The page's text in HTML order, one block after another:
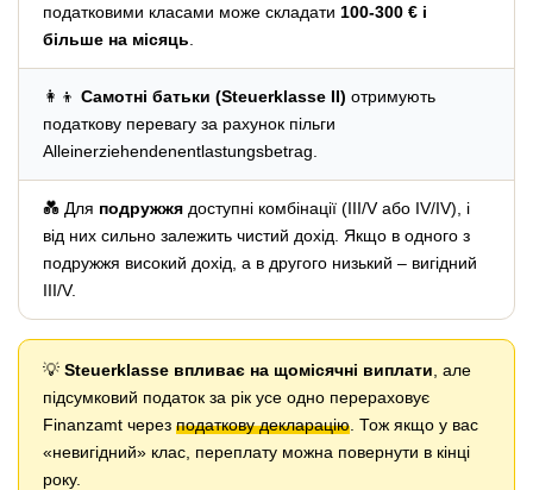
податковими класами може складати 100-300 € і
більше на місяць
👩‍👦 Самотні батьки (Steuerklasse II) отримують
податкову перевагу за рахунок пільги
Alleinerziehendenentlastungsbetrag.
💑 Для подружжя доступні комбінації (III/V або IV/IV), і
від них сильно залежить чистий дохід. Якщо в одного з
подружжя високий дохід, а в другого низький – вигідний
III/V.
💡 Steuerklasse впливає на щомісячні виплати , але
підсумковий податок за рік усе одно перераховує
Finanzamt через податкову декларацію . Тож якщо у вас
«невигідний» клас, переплату можна повернути в кінці
року.